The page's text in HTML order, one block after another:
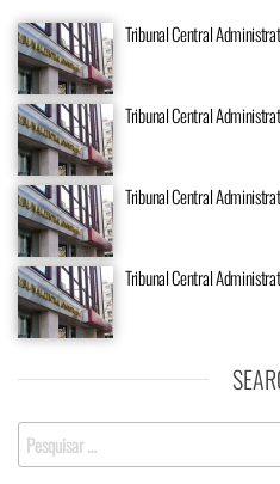
Tribunal Central
Tribunal Central
Tribunal Central
Tribunal Central
Pesquisar
por: